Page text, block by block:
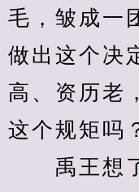
毛，皱成一
做出这个决
高、资历老
这个规矩吗
禹王想了